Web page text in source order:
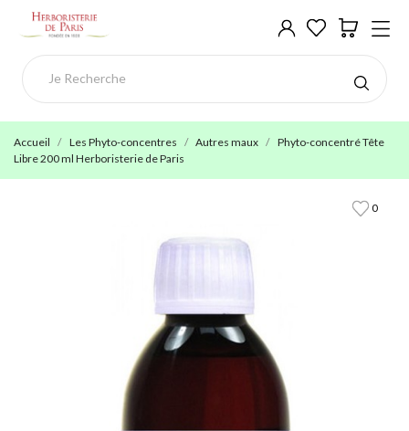
Accueil Les Phyto-concentres Autres maux
Phyto-concentré Tête
Libre 200 ml Herboristerie de Paris
0